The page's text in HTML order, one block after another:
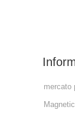
mercato